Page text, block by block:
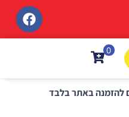
0
להזמנה באתר בלבד